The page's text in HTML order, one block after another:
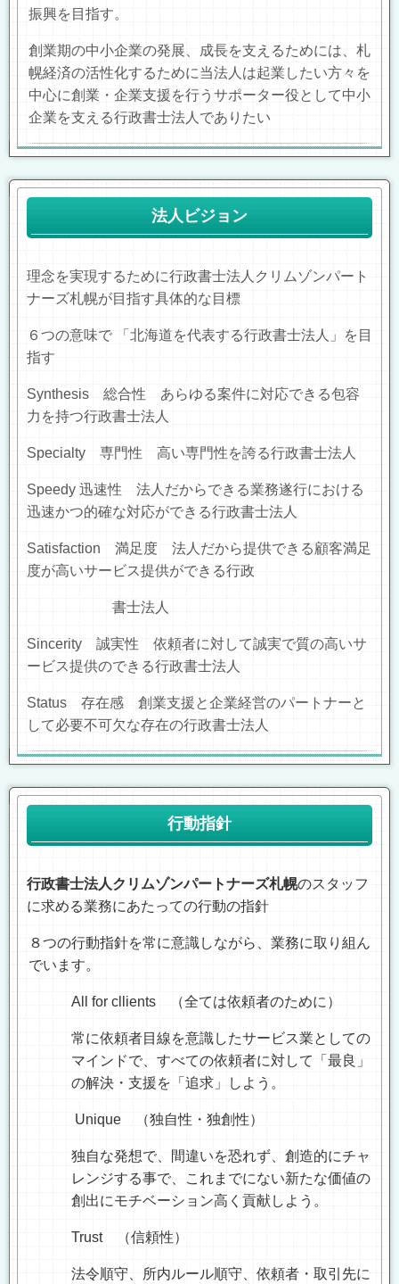
振興を目指す。
創業期の中小企業の発展、成長を支えるためには、札
幌経済の活性化するために当法人は起業したい方々を
中心に創業・企業支援を行うサポーター役として中小
企業を支える行政書士法人でありたい
法人ビジョン
理念を実現するために行政書士法人クリムゾンパート
ナーズ札幌が目指す具体的な目標
６つの意味で 「北海道を代表する行政書士法人」を目
指す
Synthesis 総合性 あらゆる案件に対応できる包容
力を持つ行政書士法人
Specialty 専門性 高い専門性を誇る行政書士法人
Speedy 迅速性 法人だからできる業務遂行における
迅速かつ的確な対応ができる行政書士法人
Satisfaction 満足度 法人だから提供できる顧客満足
度が高いサービス提供ができる行政
書士法人
Sincerity 誠実性 依頼者に対して誠実で質の高いサ
ービス提供のできる行政書士法人
Status 存在感 創業支援と企業経営のパートナーと
して必要不可欠な存在の行政書士法人
行動指針
行政書士法人クリムゾンパートナーズ札幌のスタッフ
に求める業務にあたっての行動の指針
８つの行動指針を常に意識しながら、業務に取り組ん
でいます。
All for cllients（全ては依頼者のために）
常に依頼者目線を意識したサービス業としての
マインドで、すべての依頼者に対して「最良」
の解決・支援を「追求」しよう。
Unique （独自性・独創性）
独自な発想で、間違いを恐れず、創造的にチャ
レンジする事で、これまでにない新たな価値の
創出にモチベーション高く貢献しよう。
Trust（信頼性）
法令順守、所内ルール順守、依頼者・取引先に